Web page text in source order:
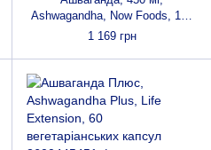
Ashwagandha, Now Foods, 180
вегетаріанських капсул
1 169 грн